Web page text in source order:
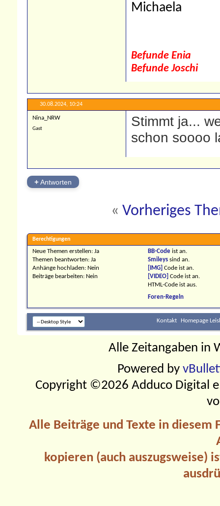
Michaela
Befunde Enia
Befunde Joschi
30.08.2024, 10:24
Nina_NRW
Gast
Stimmt ja...
schon soooo
+Antworten
« Vorheriges
Berechtigungen
Neue Themen erstellen: Ja
Themen beantworten: Ja
Anhänge hochladen: Nein
Beiträge bearbeiten: Nein
BB-Codeist an.
Smileyssind an.
[IMG] Code ist an.
[VIDEO] Code ist an.
HTML-Code ist aus.
Foren-Regeln
Kontakt Homepage
Alle Zeitangaben in
Powered by
Copyright ©2026 Adduco Digital
Alle Beiträge und Texte in
kopieren (auch auszugsweise)